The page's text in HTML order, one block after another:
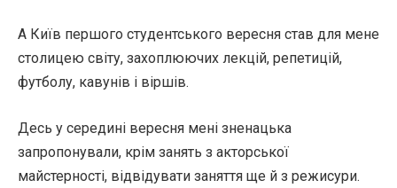
А Київ першого студентського вересня став для мене
столицею світу, захоплюючих лекцій, репетицій,
футболу, кавунів і віршів.
Десь у середині вересня мені зненацька
запропонували, крім занять з акторської
майстерності, відвідувати заняття ще й з режисури.